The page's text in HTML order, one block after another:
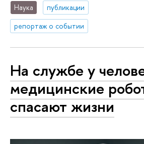
Наука
публикации
репортаж о событии
На службе у
медицинские
спасают жизни